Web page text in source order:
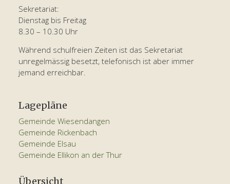
Sekretariat:
Dienstag bis Freitag
8.30 – 10.30 Uhr
Während schulfreien Zeiten ist das Sekretariat
unregelmässig besetzt, telefonisch ist aber immer
jemand erreichbar.
Lagepläne
Gemeinde Wiesendangen
Gemeinde Rickenbach
Gemeinde Elsau
Gemeinde Ellikon an der Thur
Übersicht